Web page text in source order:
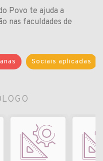
Povo te ajuda a
nas faculdades de
Sociais aplicadas